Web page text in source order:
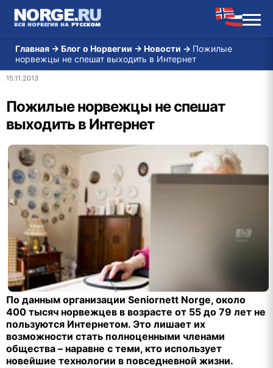
Главная → Блог о Норвегии → Новости → Пожилые
норвежцы не спешат выходить в Интернет
15.11.2013
Пожилые норвежцы не спешат
выходить в Интернет
По данным организации Seniornett Norge, около
400 тысяч норвежцев в возрасте от 55 до 79 лет не
пользуются Интернетом. Это лишает их
возможности стать полноценными членами
общества – наравне с теми, кто использует
новейшие технологии в повседневной жизни.